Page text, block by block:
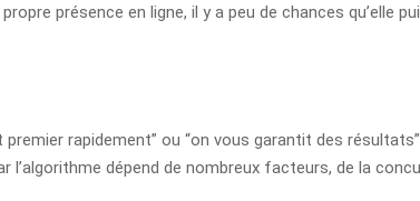
présence en ligne, il y a peu de chances qu’elle
rapidement” ou “on vous garantit des
dépend de nombreux facteurs, de la